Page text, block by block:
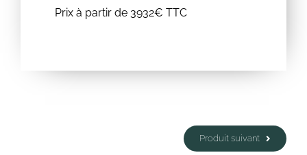
Prix à partir de 3932€ TTC
Produit suivant